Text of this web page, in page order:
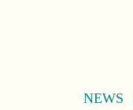
NEWS